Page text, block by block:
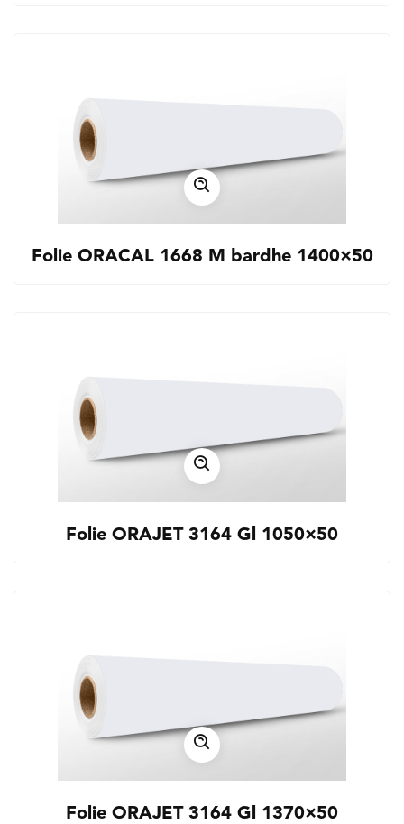
Folie ORACAL 1668 M bardhe 1400×50
Folie ORAJET 3164 Gl 1050×50
Folie ORAJET 3164 Gl 1370×50